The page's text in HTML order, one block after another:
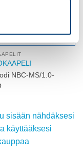
NBC-MS/1.0-
sisään nähdäksesi
käyttääksesi